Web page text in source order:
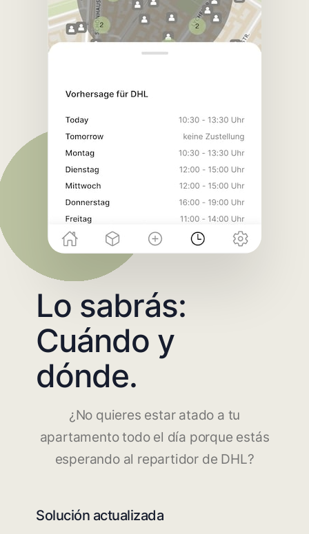
Lo sabrás:
Cuándo y
dónde.
¿No quieres estar atado a tu
apartamento todo el día porque estás
esperando al repartidor de DHL?
Solución actualizada